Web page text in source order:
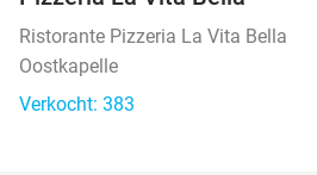
Ristorante Pizzeria La Vita Bella
Oostkapelle
Verkocht: 383